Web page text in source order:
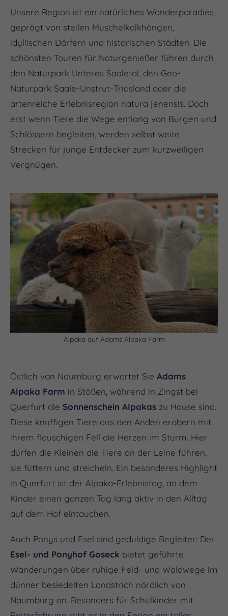
Unsere Region ist ein natürliches Wanderparadies,
geprägt von steilen Muschelkalkhängen,
idyllischen Dörfern und historischen Städten. Die
schönsten Touren für Naturgenießer führen durch
den Naturpark Unteres Saaletal, den Geo-
Naturpark Saale-Unstrut-Triasland oder die
artenreiche Erlebnisregion natura jenensis. Doch
erst wenn Tiere die Wege entlang von Burgen und
Schlössern begleiten, werden selbst weite
Strecken für junge Entdecker zum kurzweiligen
Vergnügen.
(c) Saale-Unstrut Tourismus GmbH
Alpaka auf Adams Alpaka Farm
Östlich von Naumburg erwartet Sie Adams
Alpaka Farm in Stößen, während in Zingst bei
Querfurt die Sonnenschein Alpakas zu Hause sind.
Diese knuffigen Tiere aus den Anden erobern mit
ihrem flauschigen Fell die Herzen im Sturm. Hier
dürfen die Kleinen die Tiere an der Leine führen,
sie füttern und streicheln. Ein besonderes Highlight
in Querfurt ist der Alpaka-Erlebnistag, an dem
Kinder einen ganzen Tag lang aktiv in den Alltag
auf dem Hof eintauchen.
Auch Ponys und Esel sind geduldige Begleiter: Der
Esel- und Ponyhof Goseck bietet geführte
Wanderungen über ruhige Feld- und Waldwege im
dünner besiedelten Landstrich nördlich von
Naumburg an. Besonders für Schulkinder mit